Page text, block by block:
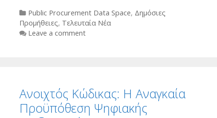
Categories
Public Procurement Data Space, Δημόσιες
Προμήθειες, Τελευταία Νέα
Leave a comment
Ανοιχτός Κώδικας: Η Αναγκαία
Προϋπόθεση Ψηφιακής